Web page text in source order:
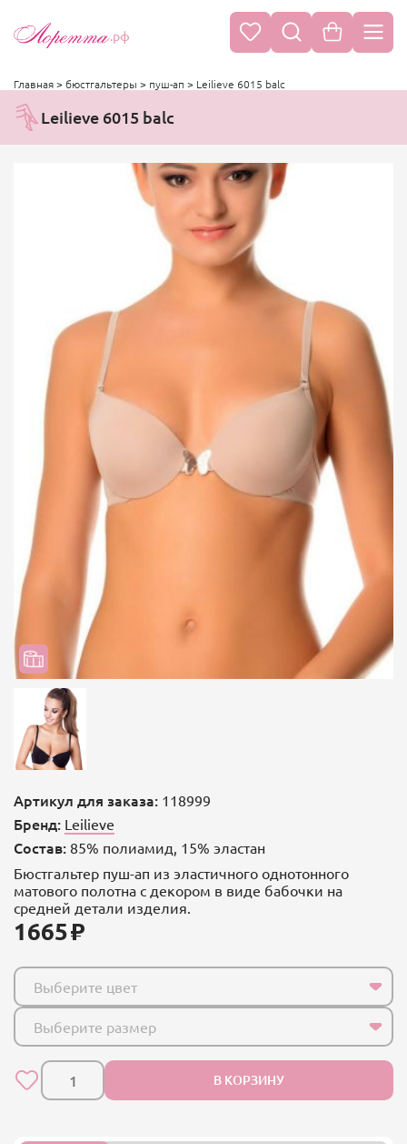
.рф
Главная> бюстгальтеры > пуш-ап > Leilieve 6015 balc
Leilieve 6015 balc
Артикул для заказа: 118999
Бренд: Leilieve
Состав: 85% полиамид, 15% эластан
Бюстгальтер пуш-ап из эластичного однотонного
матового полотна с декором в виде бабочки на
средней детали изделия.
1665
Выберите цвет
Выберите размер
В КОРЗИНУ